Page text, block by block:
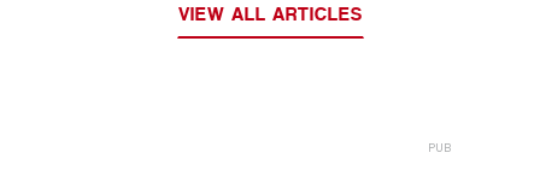
VIEW ALL ARTICLES